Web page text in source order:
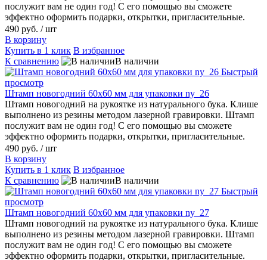
послужит вам не один год! С его помощью вы сможете
эффектно оформить подарки, открытки, пригласительные.
490 руб. / шт
В корзину
Купить в 1 клик В избранное
К сравнению
В наличии
Быстрый
просмотр
Штамп новогодний 60х60 мм для упаковки ny_26
Штамп новогодний на рукоятке из натурального бука. Клише
выполнено из резины методом лазерной гравировки. Штамп
послужит вам не один год! С его помощью вы сможете
эффектно оформить подарки, открытки, пригласительные.
490 руб. / шт
В корзину
Купить в 1 клик В избранное
К сравнению
В наличии
Быстрый
просмотр
Штамп новогодний 60х60 мм для упаковки ny_27
Штамп новогодний на рукоятке из натурального бука. Клише
выполнено из резины методом лазерной гравировки. Штамп
послужит вам не один год! С его помощью вы сможете
эффектно оформить подарки, открытки, пригласительные.